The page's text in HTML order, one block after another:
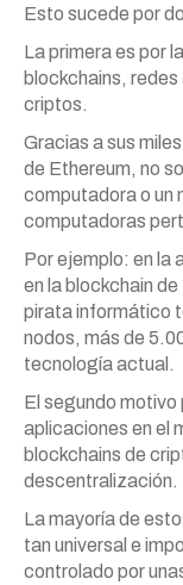
Esto sucede por
La primera es por
blockchains,
criptos.
Gracias a sus
de Ethereum, no
computadora o un
computadoras
Por ejemplo: en la
en la blockchain
pirata informático
nodos, más de
tecnología actual.
El segundo motivo
aplicaciones en el
blockchains de
descentralización.
La mayoría de
tan universal e
controlado por